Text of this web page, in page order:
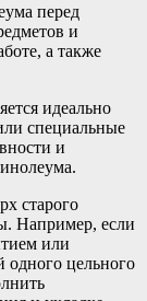
перед
и
а также
идеально
специальные
и
старого
Например, если
или
одного цельного